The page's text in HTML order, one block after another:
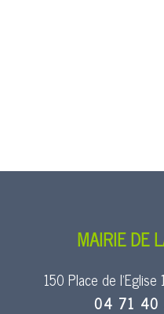
MAIRIE DE
150 Place de
04 71 40